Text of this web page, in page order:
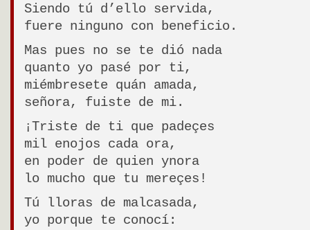
Siendo tú d’ello servida,
fuere ninguno con beneficio.
Mas pues no se te dió nada
quanto yo pasé por ti,
miémbresete quán amada,
señora, fuiste de mi.
¡Triste de ti que padeçes
mil enojos cada ora,
en poder de quien ynora
lo mucho que tu mereçes!
Tú lloras de malcasada,
yo porque te conocí: